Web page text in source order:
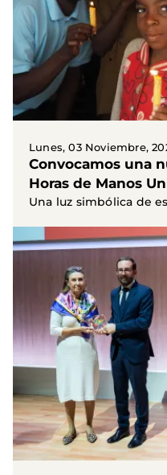
Lunes, 03 Noviembre,
Convocamos una
Horas de Manos
Una luz simbólica de